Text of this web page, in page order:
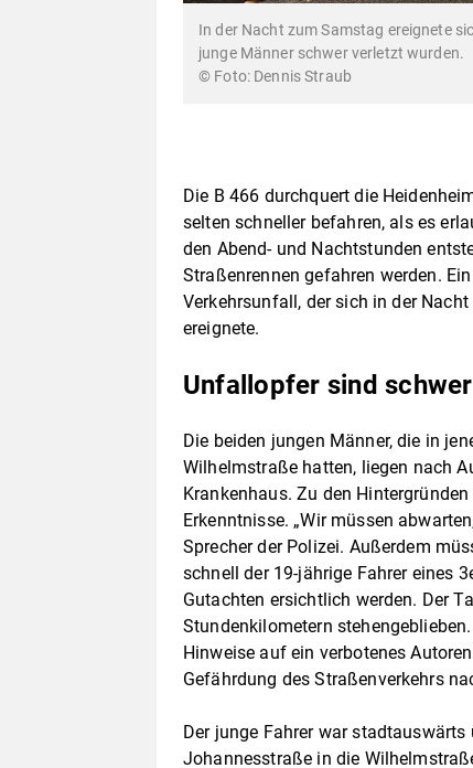
In der Nacht zum Samstag ereignete
junge Männer schwer verletzt wurden.
© Foto: Dennis Straub
Die B 466 durchquert die
selten schneller befahren, als es
den Abend- und Nachtstunden
Straßenrennen gefahren werden.
Verkehrsunfall, der sich in der
ereignete.
Unfallopfer sind
Die beiden jungen Männer, die in
Wilhelmstraße hatten, liegen nach
Krankenhaus. Zu den
Erkenntnisse. „Wir müssen
Sprecher der Polizei. Außerdem
schnell der 19-jährige Fahrer eines
Gutachten ersichtlich werden. Der
Stundenkilometern
Hinweise auf ein verbotenes
Gefährdung des Straßenverkehrs
Der junge Fahrer war
Johannesstraße in die